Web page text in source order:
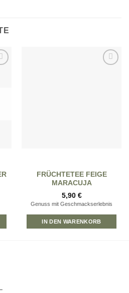
FRÜCHTETEE FEIGE
MARACUJA
5,90 €
Genuss mit Geschmackserlebnis
IN DEN WARENKORB